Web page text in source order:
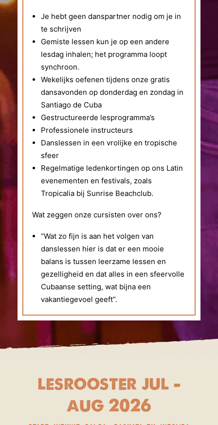
Je hebt geen danspartner nodig om je in
te schrijven
Gemiste lessen kun je op een andere
lesdag inhalen; het programma loopt
synchroon.
Wekelijks oefenen tijdens onze gratis
dansavonden op donderdag en zondag in
Santiago de Cuba
Gestructureerde lesprogramma’s
Professionele instructeurs
Danslessen in een vrolijke en tropische
sfeer
Regelmatige ledenkortingen op ons Latin
evenementen en festivals, zoals
Tropicalia bij Sunrise Beachclub.
Wat zeggen onze cursisten over ons?
“Wat zo fijn is aan het volgen van
danslessen hier is dat er een mooie
balans is tussen leerzame lessen en
gezelligheid en dat alles in een sfeervolle
Cubaanse setting, wat bijna een
vakantiegevoel geeft”.
lesrooster jul –
aug 2026